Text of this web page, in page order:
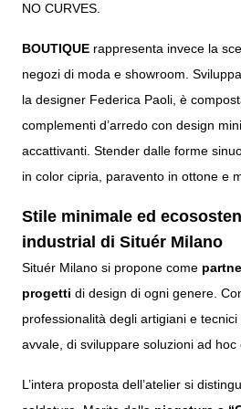
NO CURVES.
BOUTIQUE rappresenta invece la
negozi di moda e showroom.
la designer Federica Paoli, è
complementi d’arredo con design
accattivanti. Stender dalle forme
in color cipria, paravento in ottone e
Stile minimale ed
industrial di Situér Milano
Situér Milano si propone come
progetti di design di ogni genere.
professionalità degli artigiani e
avvale, di sviluppare soluzioni ad hoc
L’intera proposta dell’atelier si